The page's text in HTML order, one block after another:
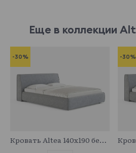
Еще в коллекции
-30%
Кровать Altea 140x190 без основания и подъемного механизма
-30%